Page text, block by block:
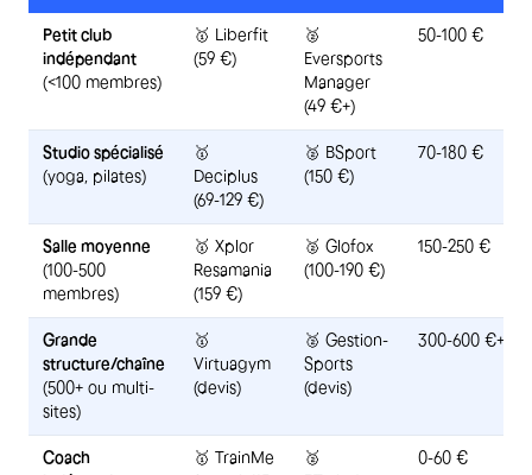
Petit club
indépendant
(<100 membres)
🥇 Liberfit
(59 €)
🥈
Eversports
Manager
(49 €+)
50-100 €
Studio spécialisé
(yoga, pilates)
🥇
Deciplus
(69-129 €)
🥈 BSport
(150 €)
70-180 €
Salle moyenne
(100-500
membres)
🥇 Xplor
Resamania
(159 €)
🥈 Glofox
(100-190 €)
150-250 €
Grande
structure/chaîne
(500+ ou multi-
sites)
🥇
Virtuagym
(devis)
🥈 Gestion-
Sports
(devis)
300-600 €+
Coach
🥇 TrainMe
🥈
0-60 €